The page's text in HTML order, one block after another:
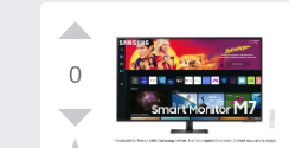
0